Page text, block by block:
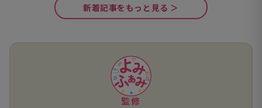
新着記事をもっと見る ＞
監修